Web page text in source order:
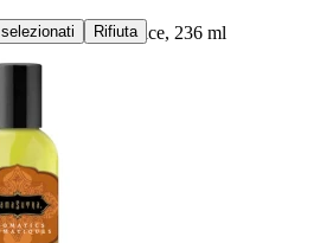
Rifiuta
Mandorla Dolce, 236 ml